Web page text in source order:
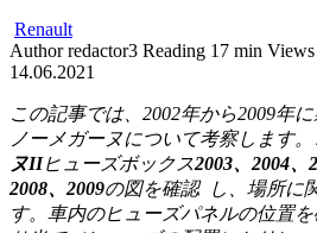
Renault
Author redactor3 Reading 17 min Views
14.06.2021
この記事では、2002年から2009年
ノーメガーヌについて考察します。
ヌIIヒューズボックス2003、2004、
2008、2009の図を確認 し、場所に
す。車内のヒューズパネルの位置